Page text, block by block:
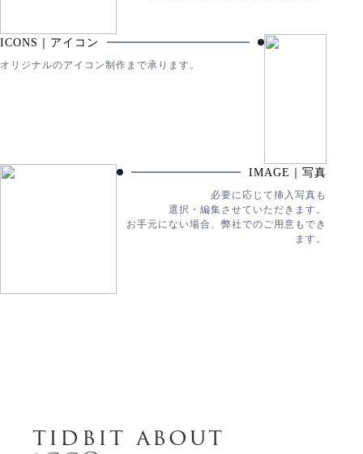
ICONS｜アイコン
オリジナルのアイコン制作まで承ります。
IMAGE｜写真
必要に応じて挿入写真も
選択・編集させていただきます。
お手元にない場合、弊社でのご用意もでき
ます。
tidbit about